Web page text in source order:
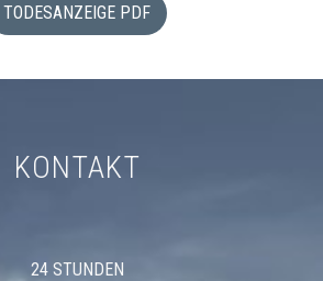
TODESANZEIGE PDF
KONTAKT
24 STUNDEN